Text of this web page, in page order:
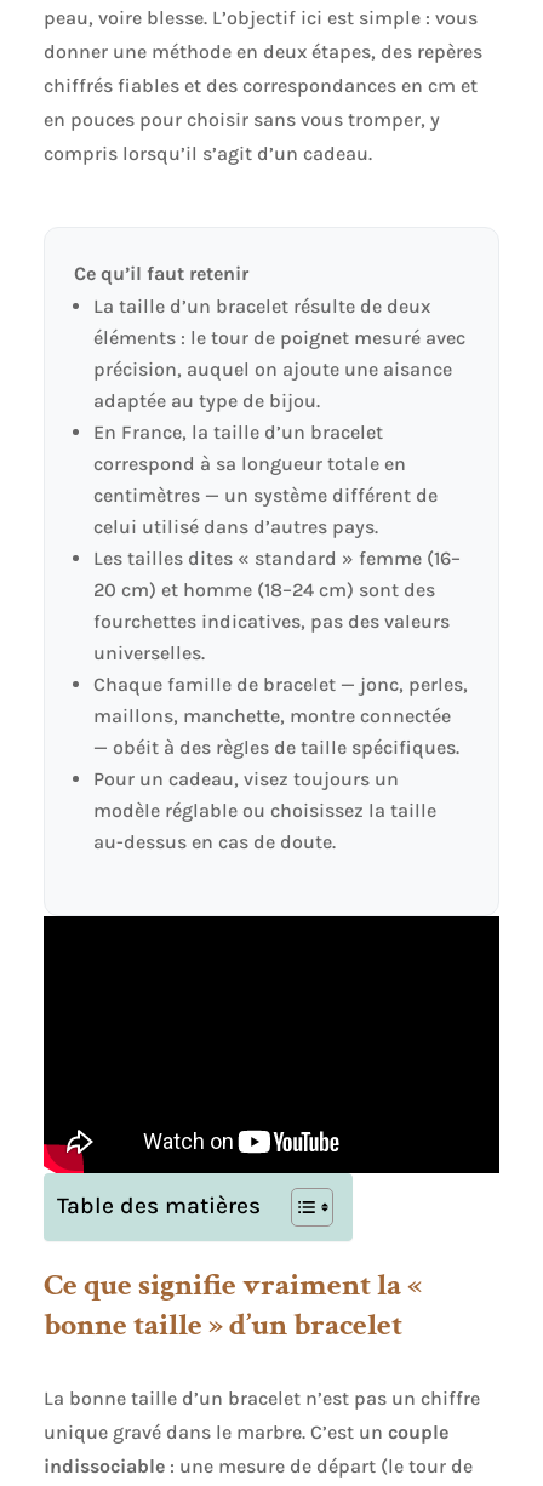
peau, voire blesse. L’objectif ici est simple : vous
donner une méthode en deux étapes, des repères
chiffrés fiables et des correspondances en cm et
en pouces pour choisir sans vous tromper, y
compris lorsqu’il s’agit d’un cadeau.
Ce qu’il faut retenir
La taille d’un bracelet résulte de deux
éléments : le tour de poignet mesuré avec
précision, auquel on ajoute une aisance
adaptée au type de bijou.
En France, la taille d’un bracelet
correspond à sa longueur totale en
centimètres — un système différent de
celui utilisé dans d’autres pays.
Les tailles dites « standard » femme (16–
20 cm) et homme (18–24 cm) sont des
fourchettes indicatives, pas des valeurs
universelles.
Chaque famille de bracelet — jonc, perles,
maillons, manchette, montre connectée
— obéit à des règles de taille spécifiques.
Pour un cadeau, visez toujours un
modèle réglable ou choisissez la taille
au-dessus en cas de doute.
Table des matières
Ce que signifie vraiment la «
bonne taille » d’un bracelet
La bonne taille d’un bracelet n’est pas un chiffre
unique gravé dans le marbre. C’est un couple
indissociable: une mesure de départ (le tour de